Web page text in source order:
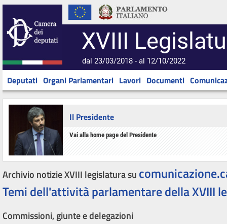
XVIII
dal 23/03/2018 - al 12/10/2022
Deputati Organi Parlamentari Lavori Documenti
Il Presidente
Vai alla home page del Presidente
Archivio notizie XVIII legislatura su
Temi dell'attività parlamentare della XVIII
Commissioni, giunte e delegazioni